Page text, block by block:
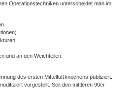
Operationstechniken unterscheidet man im
und an den Weichteilen.
des ersten Mittelfußknochens publiziert.
vorgestellt. Seit den mittleren 90er